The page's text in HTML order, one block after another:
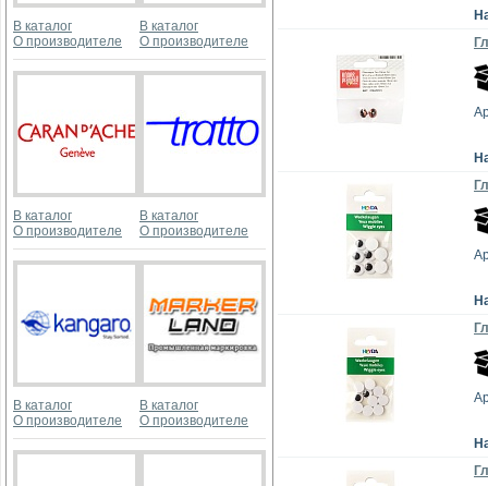
В каталог
О производителе
В каталог
О производителе
В каталог
О производителе
В каталог
О производителе
В каталог
О производителе
В каталог
О производителе